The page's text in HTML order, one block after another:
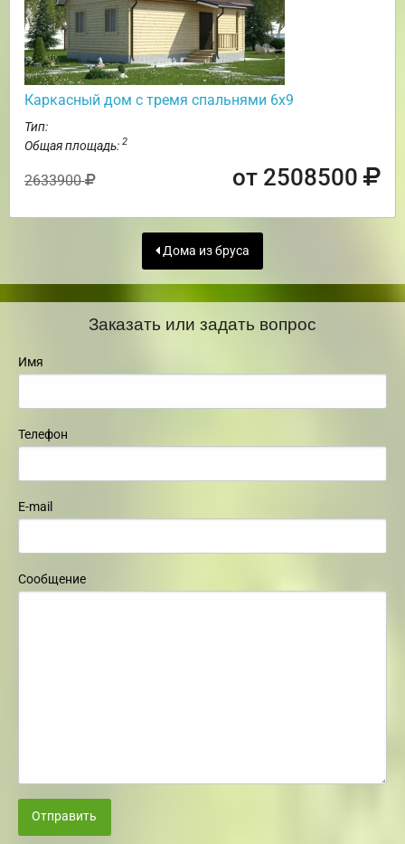
Каркасный дом с тремя спальнями 6х9
Тип:
Общая площадь: 2
2633900 от 2508500
Дома из бруса
Заказать или задать вопрос
Имя
Телефон
E-mail
Сообщение
Отправить